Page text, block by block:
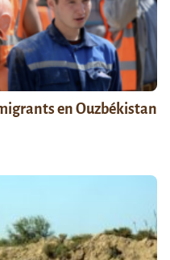
en Ouzbékistan